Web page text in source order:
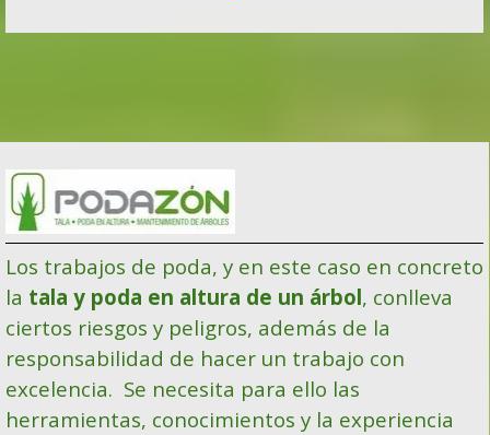
Los trabajos de poda, y en este caso en concreto
la tala y poda en altura de un árbol, conlleva
ciertos riesgos y peligros, además de la
responsabilidad de hacer un trabajo con
excelencia. Se necesita para ello las
herramientas, conocimientos y la experiencia